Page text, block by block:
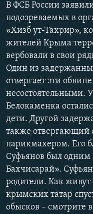
В ФСБ России
подозреваемых в
«Хизб ут-Тахрир»,
жителей Крыма
вербовали в свои
Один из
отвергает эти
несостоятельными.
Белокаменка
дети. Другой
также отвергающий
парикмахером. Его
Суфьянов был одним
Бахчисарай».
родители. Как
крымских татар
обысков – смотрите